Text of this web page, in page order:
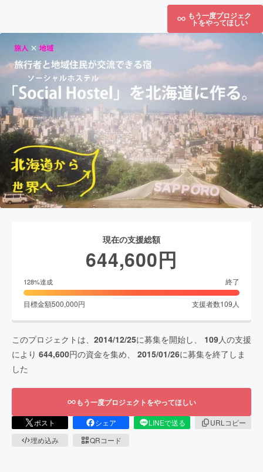
もう一度プロジェク
トをやってほしい
現在の支援総額
644,600円
128%達成 終了
目標金額500,000円 支援者数109 人
このプロジェクトは、 2014/12/25に募集を開始し、 109人の支援
により 644,600円の資金を集め、 2015/01/26に募集を終了しま
した
もう一度プロジェクトをやってほしい
ポスト シェア LINEで送る
URLコピー
埋め込み
QRコード